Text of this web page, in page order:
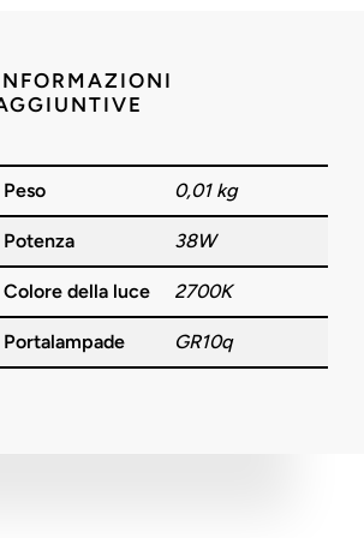
Peso 0,01 kg
Potenza 38W
Colore della luce 2700K
Portalampade GR10q